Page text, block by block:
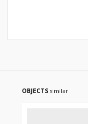
OBJECTS similar